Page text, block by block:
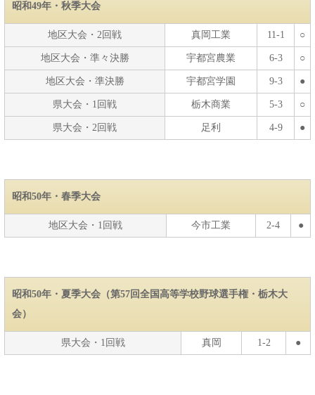
昭和49年・秋季大会
地区大会・2回戦 真岡工業 11-1 ○
地区大会・準々決勝 宇都宮農業 6-3 ○
地区大会・準決勝 宇都宮学園 9-3 ●
県大会・1回戦 栃木商業 5-3 ○
県大会・2回戦 足利 4-9 ●
昭和50年・春季大会
地区大会・1回戦 今市工業 2-4 ●
昭和50年・夏季大会（第57回全国高等学校野球選手権・栃木大
会）
県大会・1回戦 真岡 1-2 ●